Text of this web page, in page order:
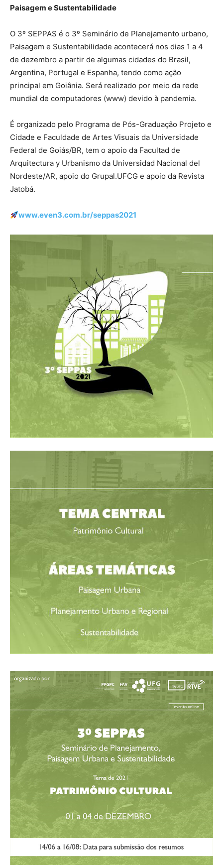
Paisagem e Sustentabilidade
O 3º SEPPAS é o 3º Seminário de Planejamento urbano,
Paisagem e Sustentabilidade acontecerá nos dias 1 a 4
de dezembro a partir de algumas cidades do Brasil,
Argentina, Portugal e Espanha, tendo como ação
principal em Goiânia. Será realizado por meio da rede
mundial de computadores (www) devido à pandemia.
É organizado pelo Programa de Pós-Graduação Projeto e
Cidade e Faculdade de Artes Visuais da Universidade
Federal de Goiás/BR, tem o apoio da Facultad de
Arquitectura y Urbanismo da Universidad Nacional del
Nordeste/AR, apoio do Grupal.UFCG e apoio da Revista
Jatobá.
www.even3.com.br/seppas2021